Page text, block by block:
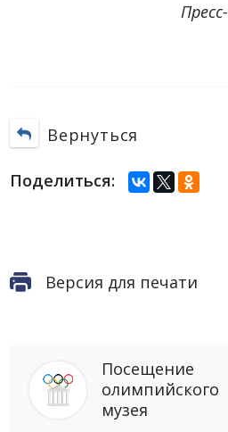
Вернуться
Поделиться:
Версия для печати
Посещение
олимпийского
музея